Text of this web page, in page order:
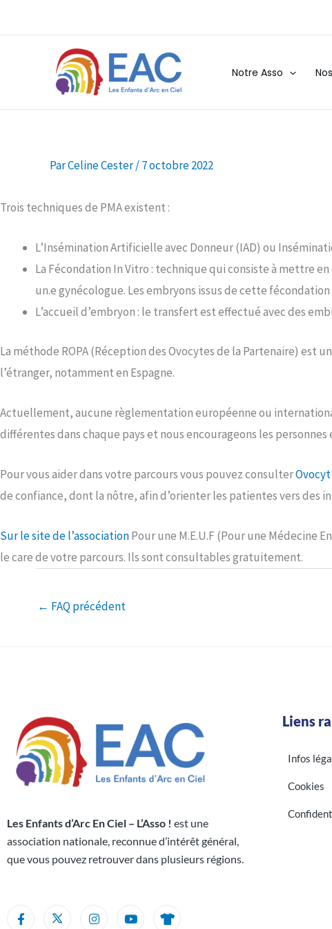
Notre Asso
ParCeline Cester/7 octobre 2022
Trois techniques de PMA existent :
L’Insémination Artificielle avec Donneur (IAD) ou
La Fécondation In Vitro : technique qui consiste à mettre
un.e gynécologue. Les embryons issus de cette
L’accueil d’embryon : le transfert est effectué avec des
La méthode ROPA (Réception des Ovocytes de la Partenaire) est
l’étranger, notamment en Espagne.
Actuellement, aucune règlementation européenne ou
différentes dans chaque pays et nous encourageons les
Pour vous aider dans votre parcours vous pouvez consulterOvocyt
de confiance, dont la nôtre, afin d’orienter les patientes vers des
Sur le site de l’associationPour une M.E.U.F (Pour une Médecine
le care de votre parcours. Ils sont consultables gratuitement.
← FAQ précédent
Les Enfants d’Arc En Ciel – L’Asso ! est une
association nationale, reconnue d’intérêt général,
que vous pouvez retrouver dans plusieurs régions.
Liens
Infos
Cookies